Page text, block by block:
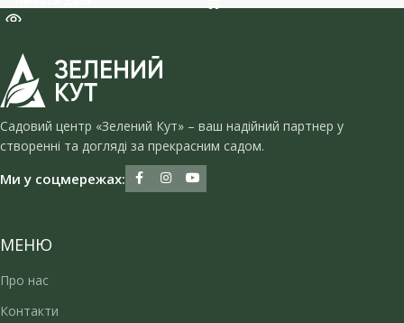
Садовий центр «Зелений Кут» – ваш надійний партнер у
створенні та догляді за прекрасним садом.
Ми у соцмережах:
МЕНЮ
Про нас
Контакти